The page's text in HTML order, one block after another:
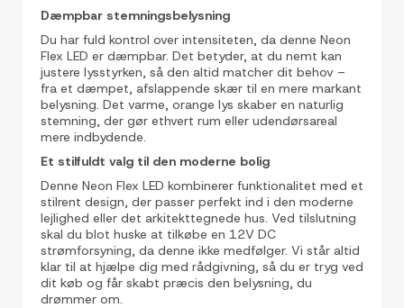
Dæmpbar stemningsbelysning
Du har fuld kontrol over intensiteten, da denne Neon
Flex LED er dæmpbar. Det betyder, at du nemt kan
justere lysstyrken, så den altid matcher dit behov –
fra et dæmpet, afslappende skær til en mere markant
belysning. Det varme, orange lys skaber en naturlig
stemning, der gør ethvert rum eller udendørsareal
mere indbydende.
Et stilfuldt valg til den moderne bolig
Denne Neon Flex LED kombinerer funktionalitet med et
stilrent design, der passer perfekt ind i den moderne
lejlighed eller det arkitekttegnede hus. Ved tilslutning
skal du blot huske at tilkøbe en 12V DC
strømforsyning, da denne ikke medfølger. Vi står altid
klar til at hjælpe dig med rådgivning, så du er tryg ved
dit køb og får skabt præcis den belysning, du
drømmer om.